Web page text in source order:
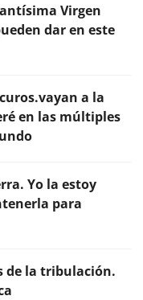
Virgen
dar en este
a la
en las múltiples
Yo la estoy
para
de la tribulación.